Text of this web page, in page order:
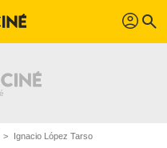
profil search
Ignacio López Tarso